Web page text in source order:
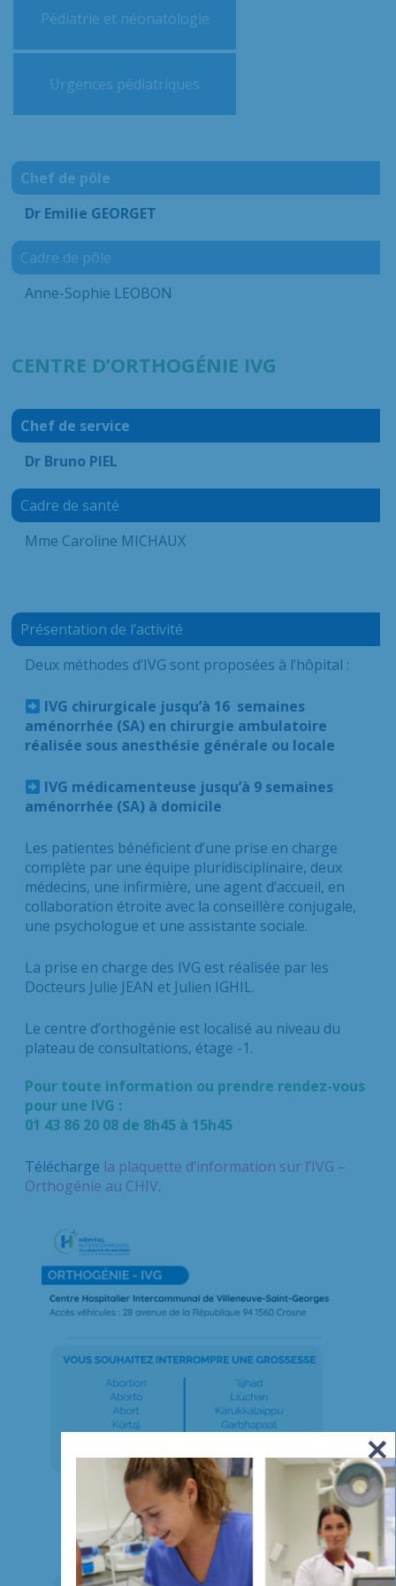
Pédiatrie et néonatologie
Urgences pédiatriques
Chef de pôle
Dr Emilie GEORGET
Cadre de pôle
Anne-Sophie LEOBON
CENTRE D’ORTHOGÉNIE IVG
Chef de service
Dr Bruno PIEL
Cadre de santé
Mme Caroline MICHAUX
Présentation de l’activité
Deux méthodes d’IVG sont proposées à l’hôpital :
IVG chirurgicale jusqu’à 16 semaines
aménorrhée (SA) en chirurgie ambulatoire
réalisée sous anesthésie générale ou locale
IVG médicamenteuse jusqu’à 9 semaines
aménorrhée (SA) à domicile
Les patientes bénéficient d’une prise en charge
complète par une équipe pluridisciplinaire, deux
médecins, une infirmière, une agent d’accueil, en
collaboration étroite avec la conseillère conjugale,
une psychologue et une assistante sociale.
La prise en charge des IVG est réalisée par les
Docteurs Julie JEAN et Julien IGHIL.
Le centre d’orthogénie est localisé au niveau du
plateau de consultations, étage -1.
Pour toute information ou prendre rendez-vous
pour une IVG :
01 43 86 20 08 de 8h45 à 15h45
Télécharge la plaquette d’information sur l’IVG –
Orthogénie au CHIV.